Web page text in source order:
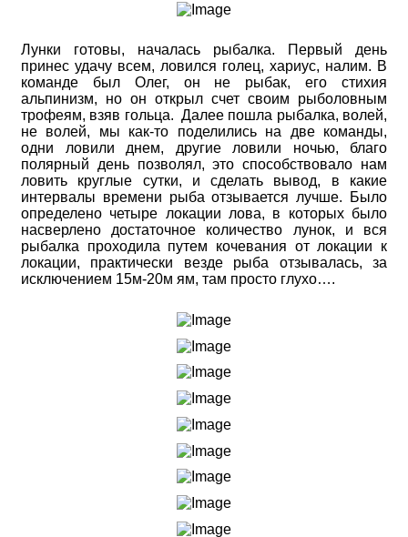
Лунки готовы, началась рыбалка. Первый день
принес удачу всем, ловился голец, хариус, налим. В
команде был Олег, он не рыбак, его стихия
альпинизм, но он открыл счет своим рыболовным
трофеям, взяв гольца. Далее пошла рыбалка, волей,
не волей, мы как-то поделились на две команды,
одни ловили днем, другие ловили ночью, благо
полярный день позволял, это способствовало нам
ловить круглые сутки, и сделать вывод, в какие
интервалы времени рыба отзывается лучше. Было
определено четыре локации лова, в которых было
насверлено достаточное количество лунок, и вся
рыбалка проходила путем кочевания от локации к
локации, практически везде рыба отзывалась, за
исключением 15м-20м ям, там просто глухо….